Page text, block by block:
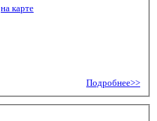
на карте
Подробнее>>